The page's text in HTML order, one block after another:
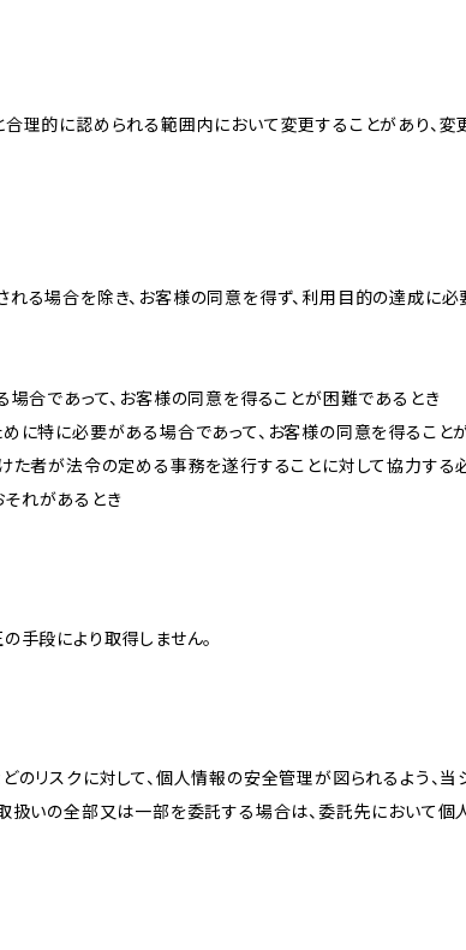
合理的に認められる範囲内において変更することがあり、
れる場合を除き、お客様の同意を得ず、利用目的の達成に
場合であって、お客様の同意を得ることが困難であるとき
に特に必要がある場合であって、お客様の同意を得ること
た者が法令の定める事務を遂行することに対して協力する
れがあるとき
手段により取得しません。
のリスクに対して、個人情報の安全管理が図られるよう、当
扱いの全部又は一部を委託する場合は、委託先において個